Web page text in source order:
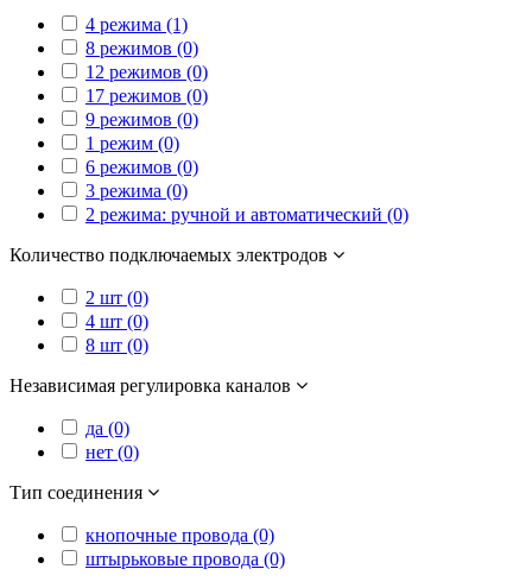
4 режима (1)
8 режимов (0)
12 режимов (0)
17 режимов (0)
9 режимов (0)
1 режим (0)
6 режимов (0)
3 режима (0)
2 режима: ручной и автоматический (0)
Количество подключаемых электродов
2 шт (0)
4 шт (0)
8 шт (0)
Независимая регулировка каналов
да (0)
нет (0)
Тип соединения
кнопочные провода (0)
штырьковые провода (0)